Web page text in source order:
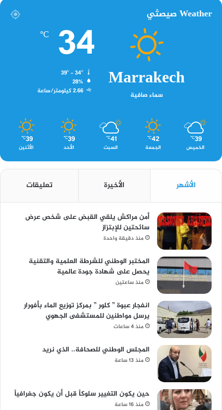
Weather صيصثي
Marrakech
سماء صافية
34
℃
28%
2.66 كيلومتر/ساعة
39
℃
الخميس
42
℃
الجمعة
41
℃
السبت
39
℃
الأحد
39
℃
الأثنين
الأشهر الأخيرة تعليقات
أمن مراكش يلقي القبض على شخص عرض
سائحتين للإبتزاز
منذ دقيقة واحدة
المختبر الوطني للشرطة العلمية والتقنية
يحصل على شهادة جودة عالمية
منذ ساعتين
انفجار عبوة ” كلور ” بمركز توزيع الماء بأفورار
يرسل مواطنين للمستشفى الجهوي
منذ 4 ساعات
المجلس الوطني للصحافة.. الذي نريد
منذ 13 ساعة
حين يكون التغيير سلوكاً قبل أن يكون جغرافياً
منذ 16 ساعة